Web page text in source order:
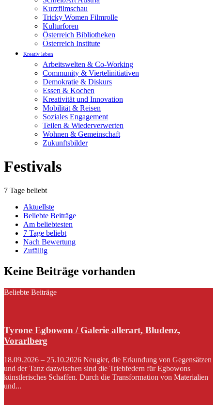
Kurzfilmschau
Tricky Women Filmrolle
Kulturforen
Österreich Bibliotheken
Österreich Institute
Kreativ leben
Arbeitswelten & Co-Working
Community & Viertelinitiativen
Demokratie & Diskurs
Essen & Kochen
Kreativität und Innovation
Mobilität & Reisen
Soziales Engagement
Teilen & Wiederverwerten
Wohnen & Gemeinschaft
Zukunftsbilder
Festivals
7 Tage beliebt
Aktuellste
Beliebte Beiträge
Am beliebtesten
7 Tage beliebt
Nach Bewertung
Zufällig
Keine Beiträge vorhanden
Beliebte Beiträge
Tyrone Egbowon / Galerie allerart, Bludenz,
Vorarlberg
18.09.2026 – 25.10.2026 Neugier, die Erkundung von Gegensätzen
und der Tanz dazwischen sind die Triebfedern für Egbowons
künstlerisches Schaffen. Durch die Transformation von Materialien
und...